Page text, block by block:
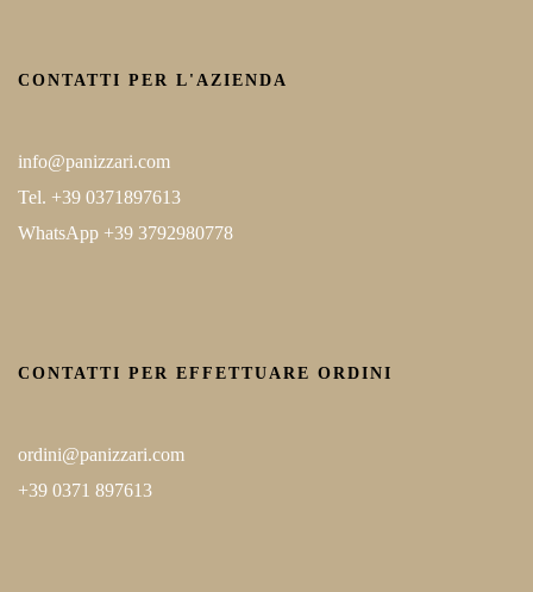
CONTATTI PER L'AZIENDA
info@panizzari.com
Tel. +39 0371897613
WhatsApp +39 3792980778
CONTATTI PER EFFETTUARE ORDINI
ordini@panizzari.com
+39 0371 897613